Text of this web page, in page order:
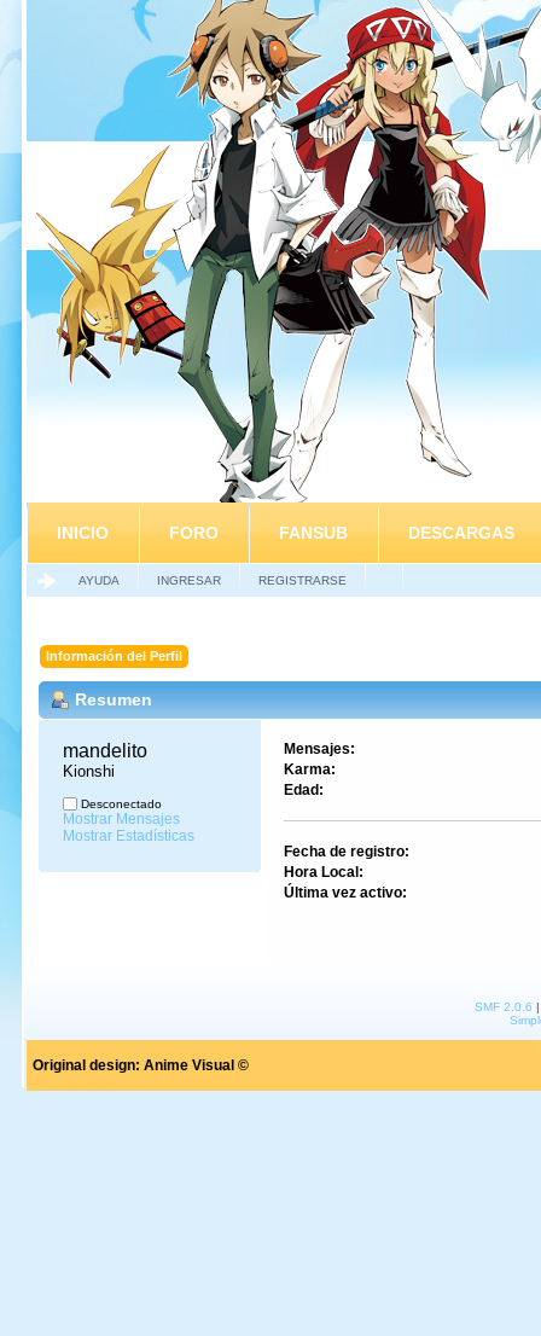
INICIO FORO FANSUB DESCARGAS
AYUDA INGRESAR REGISTRARSE
Información del Perfil
Resumen
mandelito
Kionshi
Desconectado
Mostrar Mensajes
Mostrar Estadísticas
Mensajes:
Karma:
Edad:
Fecha de registro:
Hora Local:
Última vez activo:
SMF 2.0.6
Original design: Anime Visual ©